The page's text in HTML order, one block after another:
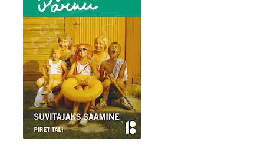
Ajankohtaista
Mikä SVYL?
Oma tili
Ostoskori
Tilaus- ja sopimusehdot sekä tietosuojaseloste